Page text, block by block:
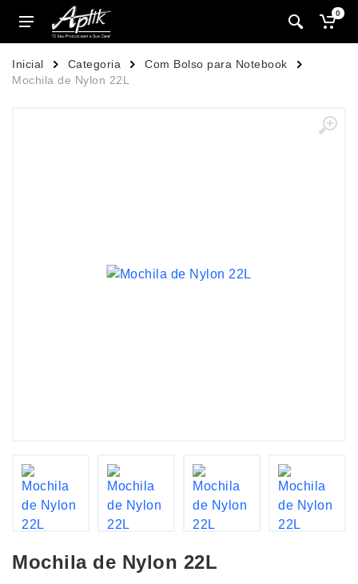
0
Inicial Categoria
Com Bolso para Notebook
Mochila de Nylon 22L
Mochila de Nylon 22L